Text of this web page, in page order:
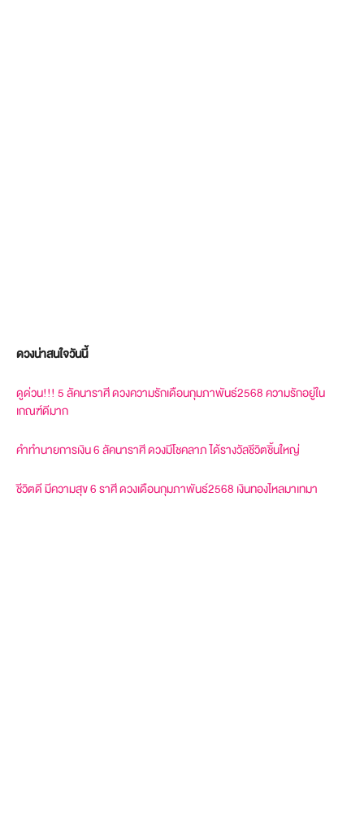
ดวงน่าสนใจวันนี้
ดูด่วน!!! 5 ลัคนาราศี ดวงความรักเดือนกุมภาพันธ์2568 ความรักอยู่ใน
เกณฑ์ดีมาก
คำทำนายการเงิน 6 ลัคนาราศี ดวงมีโชคลาภ ได้รางวัลชีวิตชิ้นใหญ่
ชีวิตดี มีความสุข 6 ราศี ดวงเดือนกุมภาพันธ์2568 เงินทองไหลมาเทมา